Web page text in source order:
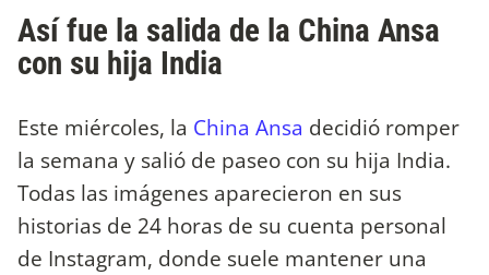
Así fue la salida de la China Ansa
con su hija India
Este miércoles, la China Ansa decidió romper
la semana y salió de paseo con su hija India.
Todas las imágenes aparecieron en sus
historias de 24 horas de su cuenta personal
de Instagram, donde suele mantener una